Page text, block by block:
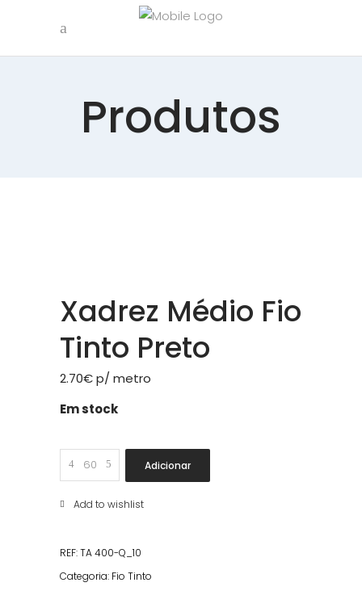
Produtos
Xadrez Médio Fio
Tinto Preto
2.70€p/ metro
Em stock
Xadrez
Médio
Fio
Adicionar
Add to wishlist
REF:TA 400-Q_10
Categoria: Fio Tinto